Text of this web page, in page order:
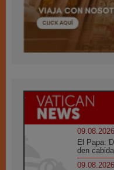
09.08.2026
El Papa:
den
09.08.2026